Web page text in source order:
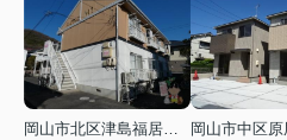
岡山市北区津島福居１丁目